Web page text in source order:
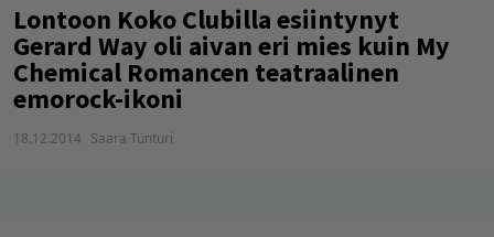
Lontoon Koko Clubilla esiintynyt
Gerard Way oli aivan eri mies kuin My
Chemical Romancen teatraalinen
emorock-ikoni
18.12.2014 Saara Tunturi